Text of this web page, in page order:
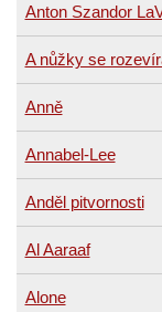
Anton Szandor
A nůžky se
Anně
Annabel-Lee
Anděl pitvornosti
Al Aaraaf
Alone